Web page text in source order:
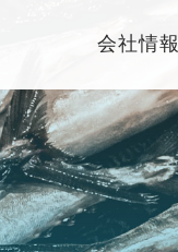
会社情報